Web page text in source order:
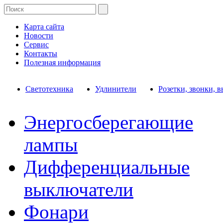
Карта сайта
Новости
Сервис
Контакты
Полезная информация
Светотехника Удлинители Розетки, звонки,
Энергосберегающие
лампы
Дифференциальные
выключатели
Фонари